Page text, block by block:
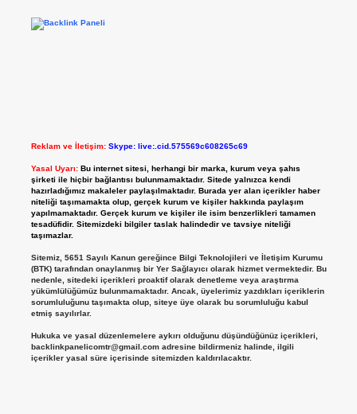
Reklam ve İletişim: Skype: live:.cid.575569c608265c69
Yasal Uyarı: Bu internet sitesi, herhangi bir marka, kurum veya şahıs
şirketi ile hiçbir bağlantısı bulunmamaktadır. Sitede yalnızca kendi
hazırladığımız makaleler paylaşılmaktadır. Burada yer alan içerikler haber
niteliği taşımamakta olup, gerçek kurum ve kişiler hakkında paylaşım
yapılmamaktadır. Gerçek kurum ve kişiler ile isim benzerlikleri tamamen
tesadüfidir. Sitemizdeki bilgiler taslak halindedir ve tavsiye niteliği
taşımazlar.
Sitemiz, 5651 Sayılı Kanun gereğince Bilgi Teknolojileri ve İletişim Kurumu
(BTK) tarafından onaylanmış bir Yer Sağlayıcı olarak hizmet vermektedir. Bu
nedenle, sitedeki içerikleri proaktif olarak denetleme veya araştırma
yükümlülüğümüz bulunmamaktadır. Ancak, üyelerimiz yazdıkları içeriklerin
sorumluluğunu taşımakta olup, siteye üye olarak bu sorumluluğu kabul
etmiş sayılırlar.
Hukuka ve yasal düzenlemelere aykırı olduğunu düşündüğünüz içerikleri,
backlinkpanelicomtr@gmail.comadresine bildirmeniz halinde, ilgili
içerikler yasal süre içerisinde sitemizden kaldırılacaktır.